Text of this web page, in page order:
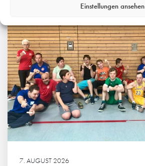
Einstellungen ansehen
7. AUGUST 2026